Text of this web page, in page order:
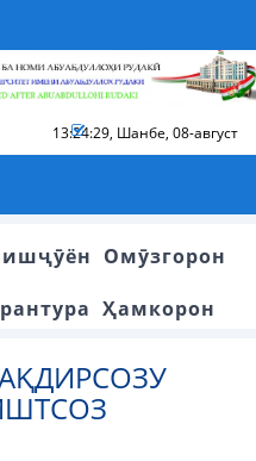
13:24:30, Шанбе, 08-август
Омӯзгорон
Ҳамкорон